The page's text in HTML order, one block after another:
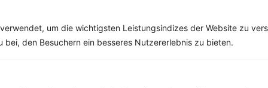
um die wichtigsten Leistungsindizes der Website zu
bei, den Besuchern ein besseres Nutzererlebnis zu bieten.
Rezepte mit 300 bis 400 kcal